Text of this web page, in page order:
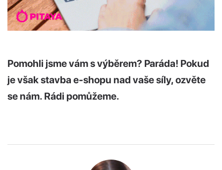
Pomohli jsme vám s výběrem? Paráda! Pokud
je však stavba e-shopu nad vaše síly, ozvěte
se nám. Rádi pomůžeme.